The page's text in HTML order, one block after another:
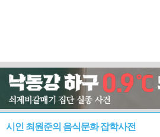
시인 최원준의 음식문화 잡학사전